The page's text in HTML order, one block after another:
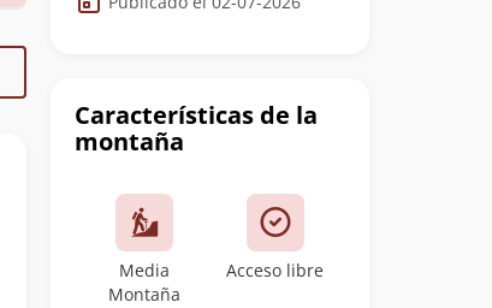
de
cumbre
Características de la
montaña
Media
Montaña
Acceso libre